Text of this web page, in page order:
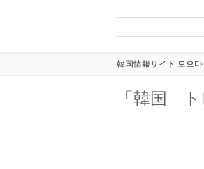
韓国情報サイト 모으다
「韓国 ト